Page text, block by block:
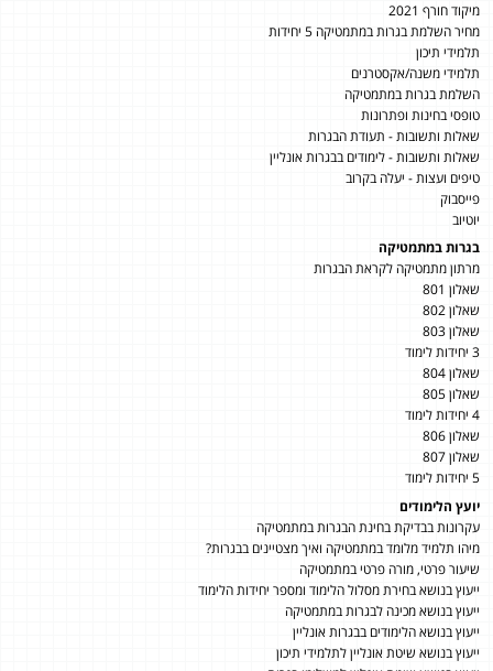
מיקוד חורף 2021
מחיר השלמת בגרות במתמטיקה 5 יחידות
תלמידי תיכון
תלמידי משנה/אקסטרנים
השלמת בגרות במתמטיקה
טופסי בחינות ופתרונות
שאלות ותשובות - תעודת הבגרות
שאלות ותשובות - לימודים בבגרות אונליין
טיפים ועצות - יעלה בקרוב
פייסבוק
יוטיוב
בגרות במתמטיקה
מרתון מתמטיקה לקראת הבגרות
שאלון 801
שאלון 802
שאלון 803
3 יחידות לימוד
שאלון 804
שאלון 805
4 יחידות לימוד
שאלון 806
שאלון 807
5 יחידות לימוד
יועץ הלימודים
עקרונות בבדיקת בחינת הבגרות במתמטיקה
מיהו תלמיד מלומד במתמטיקה ואיך מצטיינים בבגרות?
שיעור פרטי, מורה פרטי במתמטיקה
ייעוץ בנושא בחירת מסלול הלימוד ומספר יחידות הלימוד
ייעוץ בנושא מכינה לבגרות במתמטיקה
ייעוץ בנושא הלימודים בבגרות אונליין
ייעוץ בנושא שיטת אונליין לתלמידי תיכון